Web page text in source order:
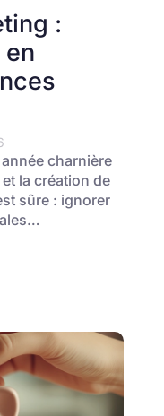
:
charnière
la création de
sûre : ignorer